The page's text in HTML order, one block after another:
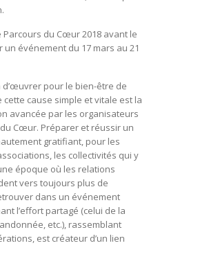
Parcours du Cœur 2018 avant le
un événement du 17 mars au 21
d’œuvrer pour le bien-être de
cause simple et vitale est la
avancée par les organisateurs
du Cœur. Préparer et réussir un
gratifiant, pour les
les collectivités qui y
époque où les relations
vers toujours plus de
dans un événement
l’effort partagé (celui de la
etc.), rassemblant
est créateur d’un lien